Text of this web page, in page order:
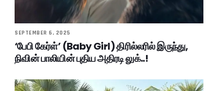
SEPTEMBER 6, 2025
‘பேபி கேர்ள்’ (Baby Girl) திரில்லரில் இருந்து,
நிவின் பாலியின் புதிய அதிரடி லுக்..!